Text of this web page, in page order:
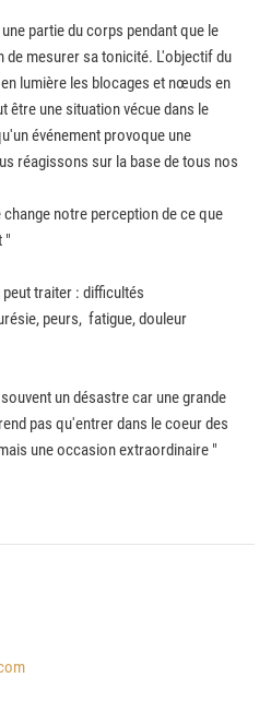
partie du corps pendant que le
de mesurer sa tonicité. L'objectif du
lumière les blocages et nœuds en
être une situation vécue dans le
événement provoque une
réagissons sur la base de tous nos
notre perception de ce que
"
traiter : difficultés
peurs, fatigue, douleur
un désastre car une grande
pas qu'entrer dans le coeur des
une occasion extraordinaire "